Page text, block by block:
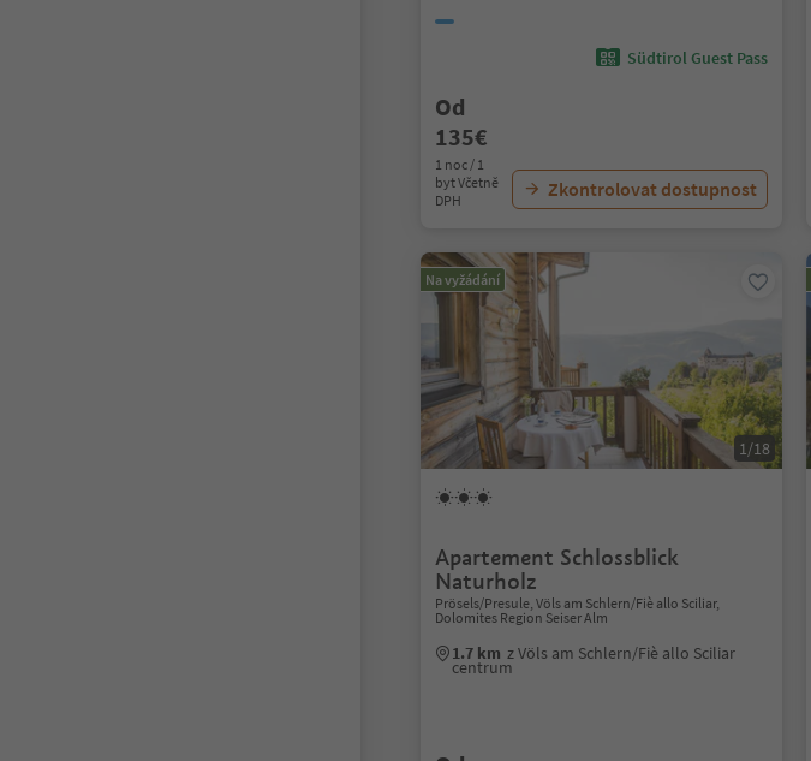
Südtirol Guest Pass
Od
135€
1 noc / 1
byt Včetně
DPH
Zkontrolovat dostupnost
Na vyžádání
1/18
Apartement Schlossblick
Naturholz
Prösels/Presule, Völs am Schlern/Fiè allo Sciliar,
Dolomites Region Seiser Alm
1.7 km z Völs am Schlern/Fiè allo Sciliar
centrum